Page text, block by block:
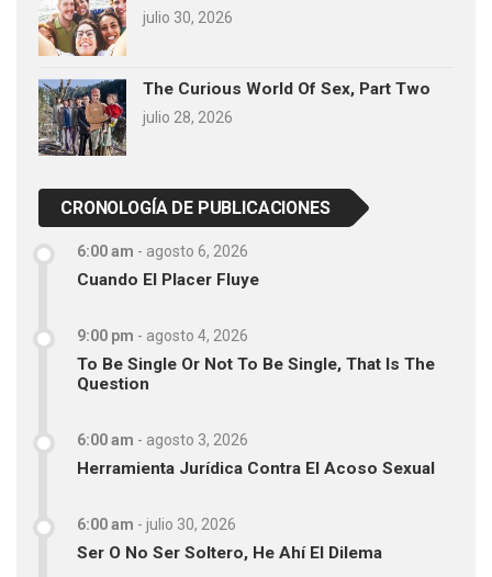
julio 30, 2026
The Curious World Of Sex, Part Two
julio 28, 2026
CRONOLOGÍA DE PUBLICACIONES
6:00 am - agosto 6, 2026
Cuando El Placer Fluye
9:00 pm - agosto 4, 2026
To Be Single Or Not To Be Single, That Is The
Question
6:00 am - agosto 3, 2026
Herramienta Jurídica Contra El Acoso Sexual
6:00 am - julio 30, 2026
Ser O No Ser Soltero, He Ahí El Dilema